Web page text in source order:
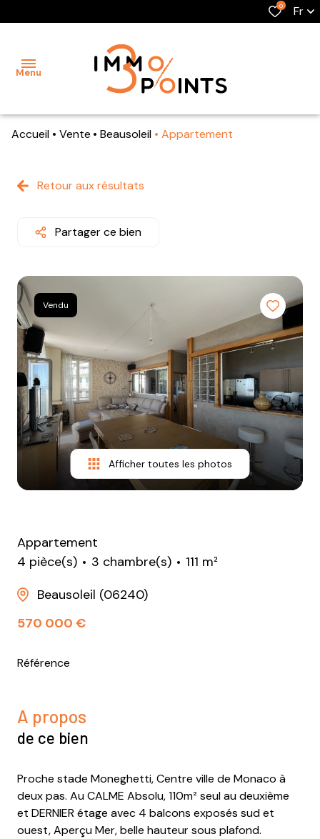
0 Fr
Menu
ventes
Biens
vente
professionnel
Biens
vendus
Biens à
location
professionnel
Biens
loués
l'agence
l'équipe
estimation
avis
clients
Accueil Vente Beausoleil Appartement
Retour aux résultats
Partager ce bien
Vendu
Afficher toutes les photos
Appartement
4 pièce(s)
3 chambre(s)
111 m²
Beausoleil (06240)
570 000 €
Référence
A propos
de ce bien
Proche stade Moneghetti, Centre ville de Monaco à
deux pas. Au CALME Absolu, 110m² seul au deuxième
et DERNIER étage avec 4 balcons exposés sud et
ouest, Aperçu Mer, belle hauteur sous plafond.